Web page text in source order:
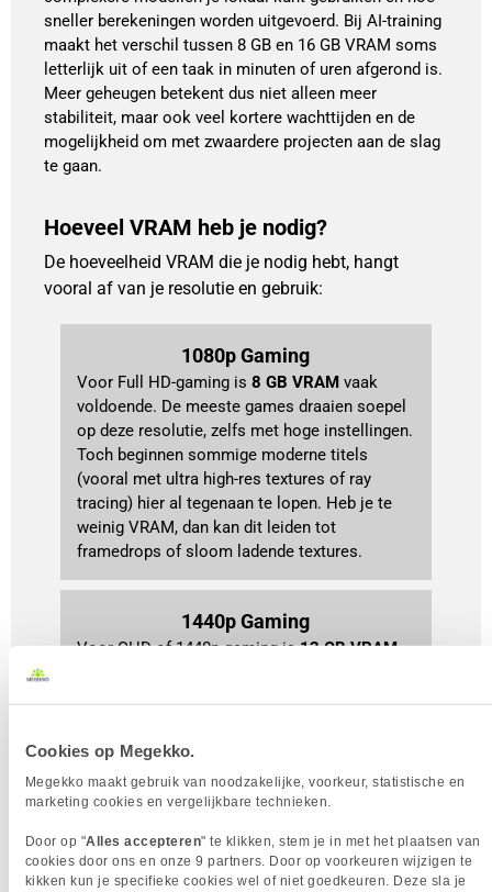
Cookies op Megekko.
Megekko maakt gebruik van noodzakelijke, voorkeur, statistische en
marketing cookies en vergelijkbare technieken.
Door op "Alles accepteren" te klikken, stem je in met het plaatsen van
cookies door ons en onze 9 partners. Door op voorkeuren wijzigen te
kikken kun je specifieke cookies wel of niet goedkeuren. Deze sla je
sneller berekeningen worden uitgevoerd. Bij AI-training
maakt het verschil tussen 8 GB en 16 GB VRAM soms
letterlijk uit of een taak in minuten of uren afgerond is.
Meer geheugen betekent dus niet alleen meer
stabiliteit, maar ook veel kortere wachttijden en de
mogelijkheid om met zwaardere projecten aan de slag
te gaan.
Hoeveel VRAM heb je nodig?
De hoeveelheid VRAM die je nodig hebt, hangt
vooral af van je resolutie en gebruik:
1080p Gaming
Voor Full HD-gaming is 8 GB VRAM vaak
voldoende. De meeste games draaien soepel
op deze resolutie, zelfs met hoge instellingen.
Toch beginnen sommige moderne titels
(vooral met ultra high-res textures of ray
tracing) hier al tegenaan te lopen. Heb je te
weinig VRAM, dan kan dit leiden tot
framedrops of sloom ladende textures.
1440p Gaming
Voor QHD of 1440p-gaming is 12 GB VRAM
nieuwe games op hoge instellingen spelen
trager systeemgeheugen. Zo blijft het
grafisch intensieve titels.